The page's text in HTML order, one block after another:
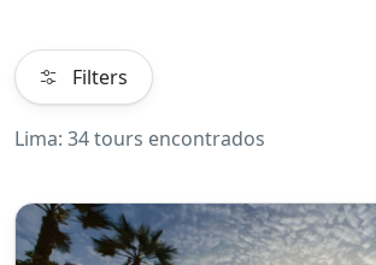
Filters
Lima: 34 tours encontrados